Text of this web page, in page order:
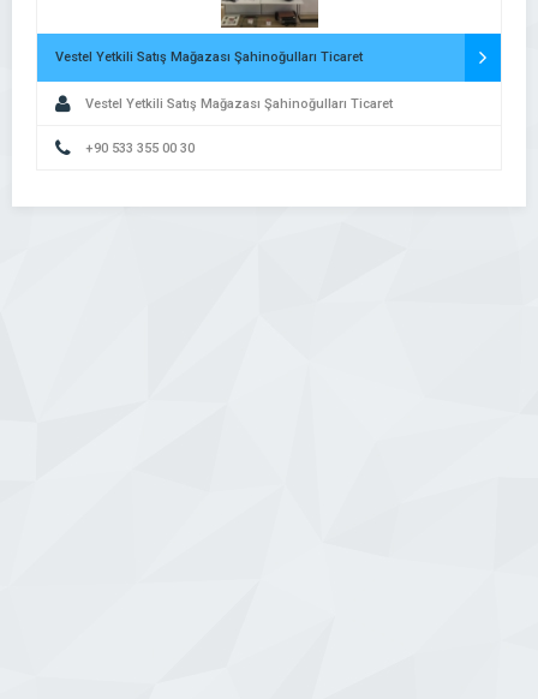
Vestel Yetkili Satış Mağazası Şahinoğulları Ticaret
Vestel Yetkili Satış Mağazası Şahinoğulları Ticaret
+90 533 355 00 30